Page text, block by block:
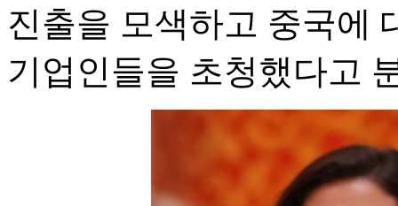
진출을 모색하고 중국에
기업인들을 초청했다고